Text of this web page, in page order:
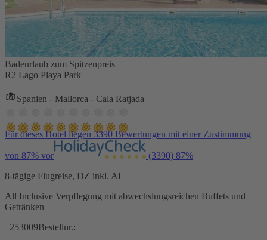
Badeurlaub zum Spitzenpreis
R2 Lago Playa Park
Spanien - Mallorca - Cala Ratjada
Für dieses Hotel liegen 3390 Bewertungen mit einer Zustimmung
von 87% vor (3390) 87%
8-tägige Flugreise, DZ inkl. AI
All Inclusive Verpflegung mit abwechslungsreichen Buffets und
Getränken
253009Bestellnr.: